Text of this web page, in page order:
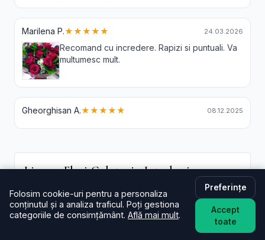
Marilena P.★★★★★ 24.03.2026
Recomand cu incredere. Rapizi si puntuali. Va
multumesc mult.
Gheorghisan A.★★★★★ 08.12.2025
Livrare Flori Galateni - Intrebari
Frecvente
În cât timp livrați în Galateni?
De regulă în aceeași zi (2–4 ore) pentru comenzi
plasate în intervalul programului. La checkout poți
Folosim cookie-uri pentru a personaliza
conținutul și a analiza traficul. Poți gestiona
categoriile de consimțământ. Află mai mult.
Preferințe
Accept
toate